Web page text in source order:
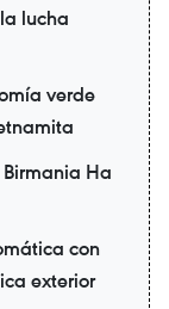
lucha
verde
Ha
con
exterior